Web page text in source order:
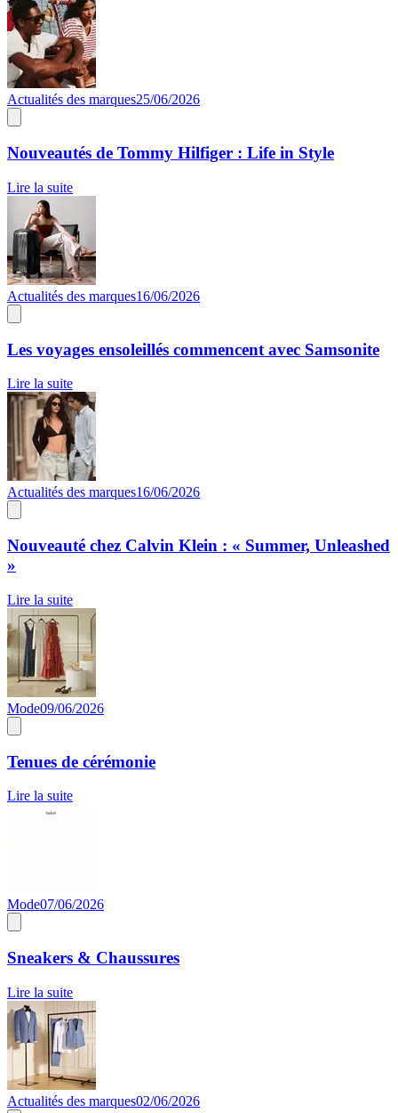
Actualités des marques25/06/2026
Nouveautés de Tommy Hilfiger : Life in Style
Lire la suite
Actualités des marques16/06/2026
Les voyages ensoleillés commencent avec Samsonite
Lire la suite
Actualités des marques16/06/2026
Nouveauté chez Calvin Klein : « Summer, Unleashed
»
Lire la suite
Mode09/06/2026
Tenues de cérémonie
Lire la suite
Mode07/06/2026
Sneakers & Chaussures
Lire la suite
Actualités des marques02/06/2026